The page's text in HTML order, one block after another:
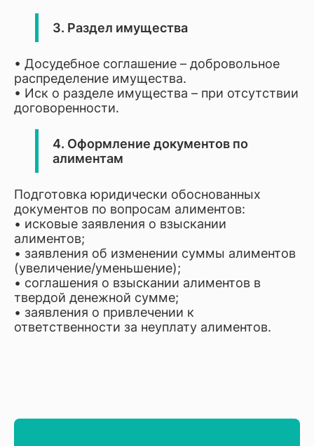
3. Раздел имущества
• Досудебное соглашение – добровольное
распределение имущества.
• Иск о разделе имущества – при отсутствии
договоренности.
4. Оформление документов по
алиментам
Подготовка юридически обоснованных
документов по вопросам алиментов:
• исковые заявления о взыскании
алиментов;
• заявления об изменении суммы алиментов
(увеличение/уменьшение);
• соглашения о взыскании алиментов в
твердой денежной сумме;
• заявления о привлечении к
ответственности за неуплату алиментов.